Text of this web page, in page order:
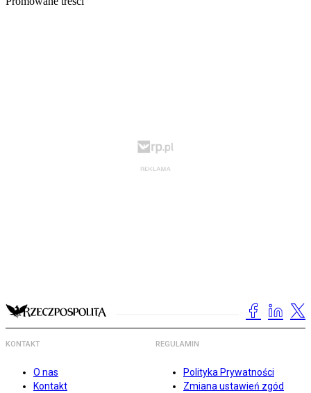
KONTAKT
O nas
Kontakt
REGULAMIN
Polityka Prywatności
Zmiana ustawień zgód